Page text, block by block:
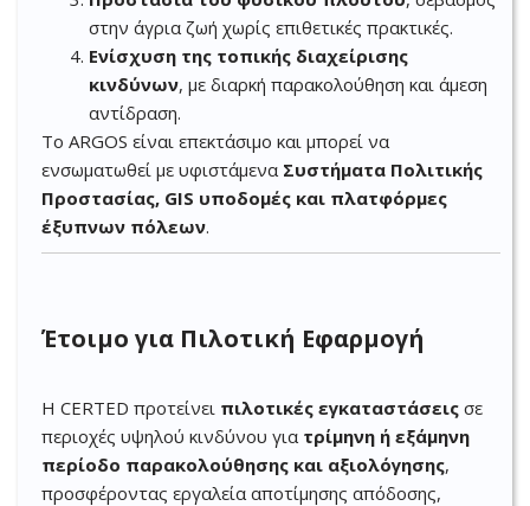
στην άγρια ζωή χωρίς επιθετικές πρακτικές.
Ενίσχυση της τοπικής διαχείρισης
κινδύνων, με διαρκή παρακολούθηση και άμεση
αντίδραση.
Το ARGOS είναι επεκτάσιμο και μπορεί να
ενσωματωθεί με υφιστάμενα Συστήματα Πολιτικής
Προστασίας, GIS υποδομές και πλατφόρμες
έξυπνων πόλεων.
Έτοιμο για Πιλοτική Εφαρμογή
Η CERTED προτείνει πιλοτικές εγκαταστάσεις σε
περιοχές υψηλού κινδύνου για τρίμηνη ή εξάμηνη
περίοδο παρακολούθησης και αξιολόγησης,
προσφέροντας εργαλεία αποτίμησης απόδοσης,